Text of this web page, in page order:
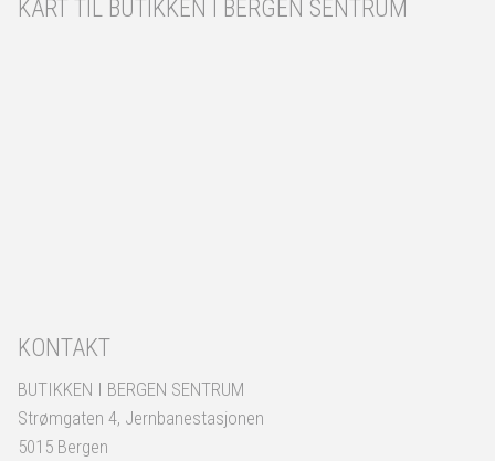
KART TIL BUTIKKEN I BERGEN SENTRUM
KONTAKT
BUTIKKEN I BERGEN SENTRUM
Strømgaten 4, Jernbanestasjonen
5015 Bergen